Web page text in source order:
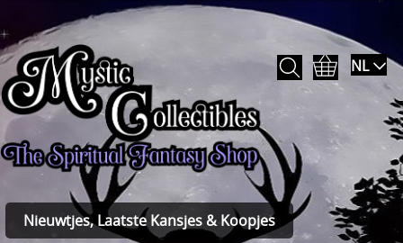
NL
Nieuwtjes, Laatste Kansjes & Koopjes